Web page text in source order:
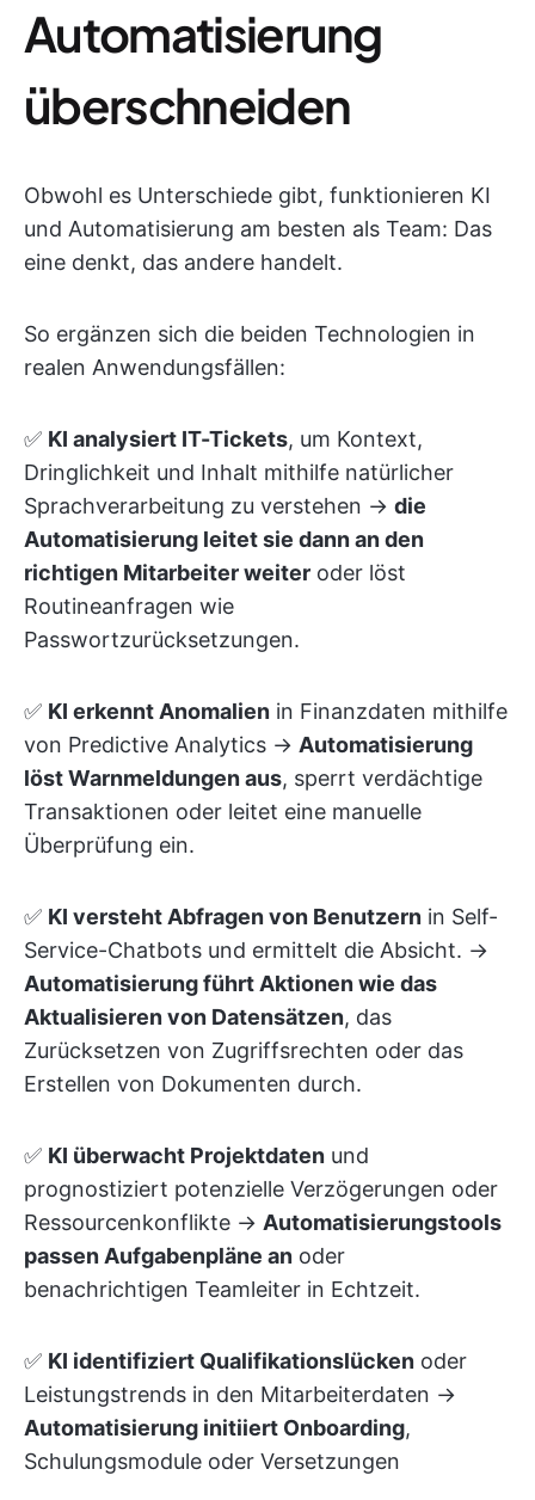
Automatisierung
überschneiden
Obwohl es Unterschiede gibt, funktionieren KI
und Automatisierung am besten als Team: Das
eine denkt, das andere handelt.
So ergänzen sich die beiden Technologien in
realen Anwendungsfällen:
✅ KI analysiert IT-Tickets, um Kontext,
Dringlichkeit und Inhalt mithilfe natürlicher
Sprachverarbeitung zu verstehen → die
Automatisierung leitet sie dann an den
richtigen Mitarbeiter weiter oder löst
Routineanfragen wie
Passwortzurücksetzungen.
✅ KI erkennt Anomalien in Finanzdaten mithilfe
von Predictive Analytics → Automatisierung
löst Warnmeldungen aus, sperrt verdächtige
Transaktionen oder leitet eine manuelle
Überprüfung ein.
✅ KI versteht Abfragen von Benutzern in Self-
Service-Chatbots und ermittelt die Absicht. →
Automatisierung führt Aktionen wie das
Aktualisieren von Datensätzen, das
Zurücksetzen von Zugriffsrechten oder das
Erstellen von Dokumenten durch.
✅ KI überwacht Projektdaten und
prognostiziert potenzielle Verzögerungen oder
Ressourcenkonflikte → Automatisierungstools
passen Aufgabenpläne an oder
benachrichtigen Teamleiter in Echtzeit.
✅ KI identifiziert Qualifikationslücken oder
Leistungstrends in den Mitarbeiterdaten →
Automatisierung initiiert Onboarding,
Schulungsmodule oder Versetzungen